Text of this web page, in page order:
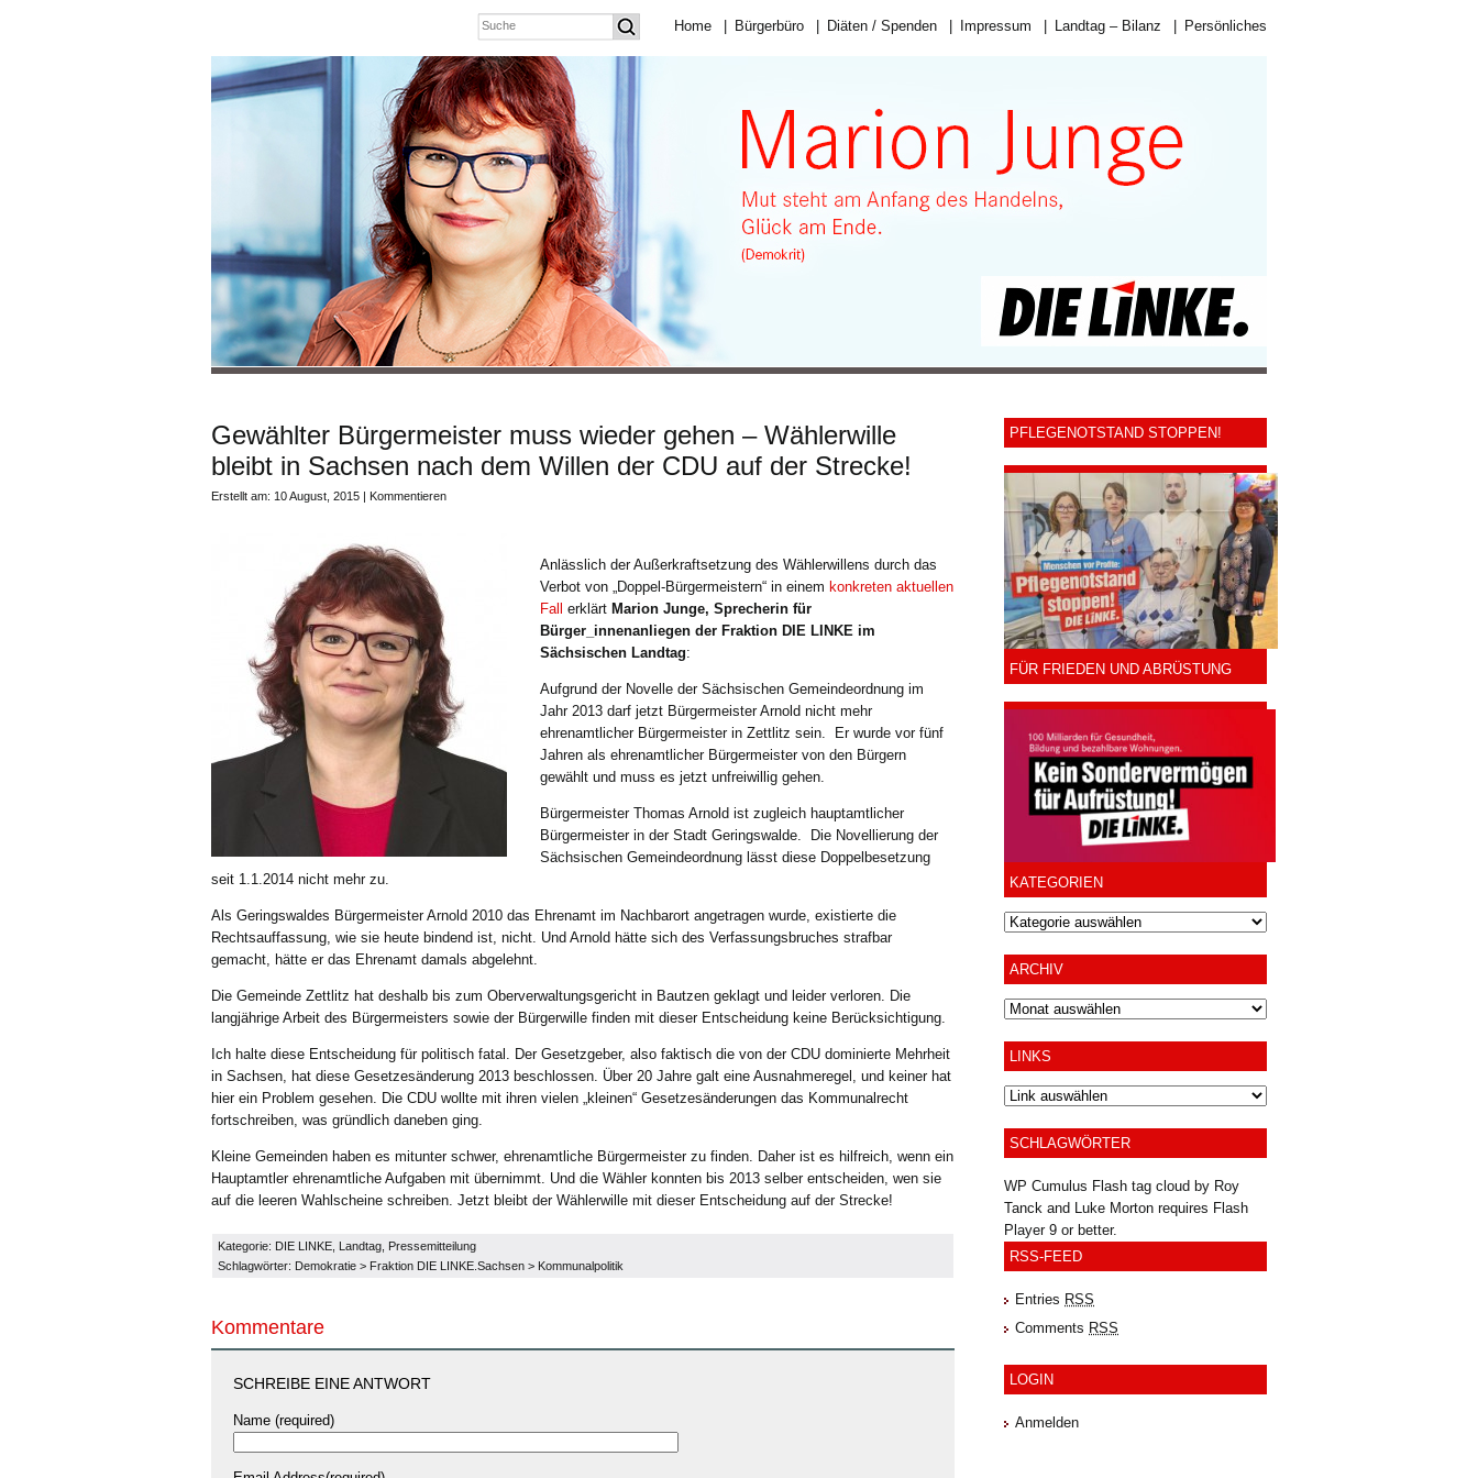
Home Bürgerbüro Diäten / Spenden Impressum Landtag – Bilanz Persönliches
Gewählter Bürgermeister muss wieder gehen – Wählerwille
bleibt in Sachsen nach dem Willen der CDU auf der Strecke!
Erstellt am: 10 August, 2015 | Kommentieren
Anlässlich der Außerkraftsetzung des Wählerwillens durch das
Verbot von „Doppel-Bürgermeistern“ in einem konkreten aktuellen
Fall erklärt Marion Junge, Sprecherin für
Bürger_innenanliegen der Fraktion DIE LINKE im
Sächsischen Landtag:
Aufgrund der Novelle der Sächsischen Gemeindeordnung im
Jahr 2013 darf jetzt Bürgermeister Arnold nicht mehr
ehrenamtlicher Bürgermeister in Zettlitz sein. Er wurde vor fünf
Jahren als ehrenamtlicher Bürgermeister von den Bürgern
gewählt und muss es jetzt unfreiwillig gehen.
Bürgermeister Thomas Arnold ist zugleich hauptamtlicher
Bürgermeister in der Stadt Geringswalde. Die Novellierung der
Sächsischen Gemeindeordnung lässt diese Doppelbesetzung
seit 1.1.2014 nicht mehr zu.
Als Geringswaldes Bürgermeister Arnold 2010 das Ehrenamt im Nachbarort angetragen wurde, existierte die
Rechtsauffassung, wie sie heute bindend ist, nicht. Und Arnold hätte sich des Verfassungsbruches strafbar
gemacht, hätte er das Ehrenamt damals abgelehnt.
Die Gemeinde Zettlitz hat deshalb bis zum Oberverwaltungsgericht in Bautzen geklagt und leider verloren. Die
langjährige Arbeit des Bürgermeisters sowie der Bürgerwille finden mit dieser Entscheidung keine Berücksichtigung.
Ich halte diese Entscheidung für politisch fatal. Der Gesetzgeber, also faktisch die von der CDU dominierte Mehrheit
in Sachsen, hat diese Gesetzesänderung 2013 beschlossen. Über 20 Jahre galt eine Ausnahmeregel, und keiner hat
hier ein Problem gesehen. Die CDU wollte mit ihren vielen „kleinen“ Gesetzesänderungen das Kommunalrecht
fortschreiben, was gründlich daneben ging.
Kleine Gemeinden haben es mitunter schwer, ehrenamtliche Bürgermeister zu finden. Daher ist es hilfreich, wenn ein
Hauptamtler ehrenamtliche Aufgaben mit übernimmt. Und die Wähler konnten bis 2013 selber entscheiden, wen sie
auf die leeren Wahlscheine schreiben. Jetzt bleibt der Wählerwille mit dieser Entscheidung auf der Strecke!
Kategorie: DIE LINKE Landtag Pressemitteilung
Schlagwörter: Demokratie > Fraktion DIE LINKE.Sachsen > Kommunalpolitik
Kommentare
SCHREIBE EINE ANTWORT
Name (required)
PFLEGENOTSTAND STOPPEN!
FÜR FRIEDEN UND ABRÜSTUNG
KATEGORIEN
ARCHIV
Archiv
LINKS
SCHLAGWÖRTER
WP Cumulus Flash tag cloud by Roy
Tanck and Luke Morton requires Flash
Player9 or better.
RSS-FEED
Entries RSS
Comments RSS
LOGIN
Anmelden